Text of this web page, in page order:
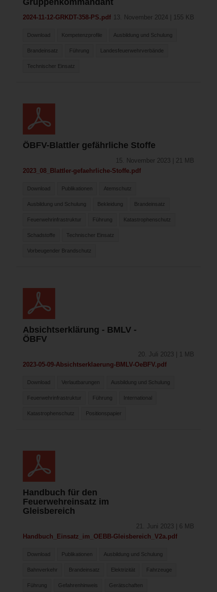
Gruppenkommandant
13. November 2024 | 155 KB
2024-11-12-GRKDT-358-PS.pdf
Download Kompetenzprofile Ausbildung und Schulung
Brandeinsatz Führung Landesfeuerwehrverbände
Technischer Einsatz
ÖBFV-Blattler gefährliche Stoffe
15. November 2023 | 21 MB
2023_08_Blattler-gefaehrliche-Stoffe.pdf
Download Publikationen Atemschutz
Ausbildung und Schulung Bekleidung Brandeinsatz
Feuerwehrinfrastruktur Führung Katastrophenschutz
Schadstoffe Technischer Einsatz
Vorbeugender Brandschutz
Absichtserklärung - BMLV -
ÖBFV
20. Juli 2023 | 1 MB
2023-05-09-Absichtserklaerung-BMLV-OeBFV.pdf
Download Verlautbarungen Ausbildung und Schulung
Feuerwehrinfrastruktur Führung International
Katastrophenschutz Positionspapier
Handbuch für den
Feuerwehreinsatz im
Gleisbereich
21. Juni 2023 | 6 MB
Handbuch_Einsatz_im_OEBB-Gleisbereich_V2a.pdf
Download Publikationen Ausbildung und Schulung
Bahnverkehr Brandeinsatz Elektrizität Fahrzeuge
Führung Gefahrenhinweis Gerätschaften